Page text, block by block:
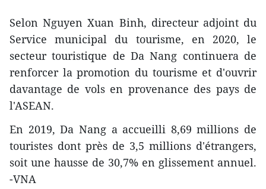
Selon Nguyen Xuan Binh, directeur adjoint du
Service municipal du tourisme, en 2020, le
secteur touristique de Da Nang continuera de
renforcer la promotion du tourisme et d'ouvrir
davantage de vols en provenance des pays de
l'ASEAN.
En 2019, Da Nang a accueilli 8,69 millions de
touristes dont près de 3,5 millions d'étrangers,
soit une hausse de 30,7% en glissement annuel.
-VNA